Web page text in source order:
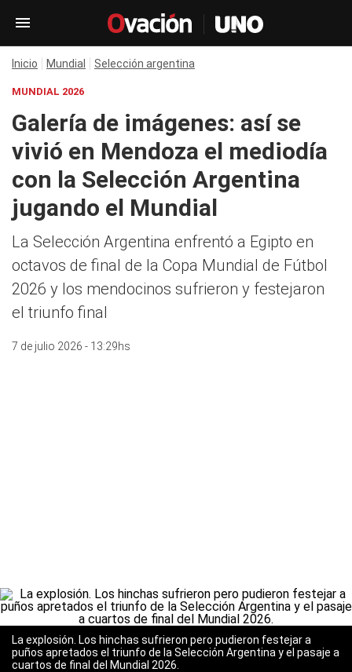
Inicio Mundial Selección argentina
MUNDIAL 2026
Galería de imágenes: así se
vivió en Mendoza el mediodía
con la Selección Argentina
jugando el Mundial
La Selección Argentina enfrentó a Egipto en
octavos de final de la Copa Mundial de Fútbol
2026 y los mendocinos sufrieron y festejaron
el triunfo final
7 de julio 2026 - 13:29hs
La explosión. Los hinchas sufrieron pero pudieron festejar a
puños apretados el triunfo de la Selección Argentina y el pasaje a
cuartos de final del Mundial 2026.